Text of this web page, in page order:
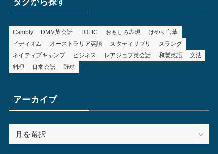
Cambly DMM英会話 TOEIC おもしろ表現
はやり言葉
イディオム
オーストラリア英語 スタディサプリ
スラング
ネイティブキャンプ
ビジネス レアジョブ英会話 和製英語
文法
料理
日常会話 野球
アーカイブ
ー